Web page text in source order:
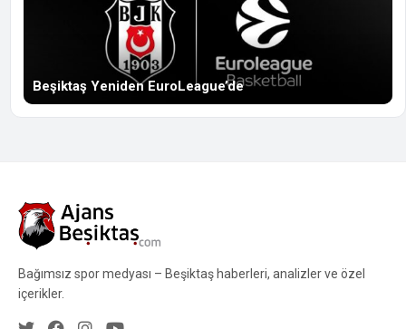
Beşiktaş Yeniden EuroLeague’de
Bağımsız spor medyası – Beşiktaş haberleri, analizler ve özel
içerikler.